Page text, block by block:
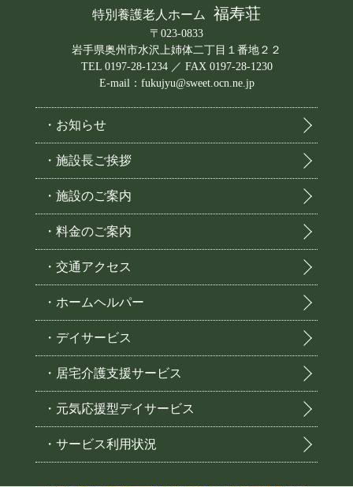
特別養護老人ホーム 福寿荘
〒023-0833
岩手県奥州市水沢上姉体二丁目１番地２２
TEL 0197-28-1234 ／ FAX 0197-28-1230
E-mail：fukujyu@sweet.ocn.ne.jp
・お知らせ
・施設長ご挨拶
・施設のご案内
・料金のご案内
・交通アクセス
・ホームヘルパー
・デイサービス
・居宅介護支援サービス
・元気応援型デイサービス
・サービス利用状況